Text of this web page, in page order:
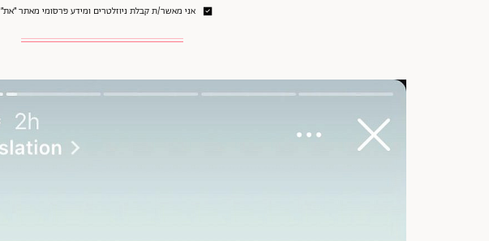
אני מאשר/ת קבלת ניוזלטרים ומידע פרסומי מאתר ״את״